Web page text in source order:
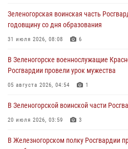
В Красноярске сотрудники Росгвардии
в серии краж из супермаркета
04 августа 2026, 06:50
Военнослужащие Красноярского
познакомили отдыхающих детей с
03 августа 2026, 13:12 2
Зеленогорская воинская часть
годовщину со дня образования
31 июля 2026, 08:08 6
В Зеленогорске военнослужащие
Росгвардии провели урок мужества
05 августа 2026, 04:54 1
В Зеленогорской воинской части
20 июля 2026, 03:59 3
В Железногорском полку Росгвардии